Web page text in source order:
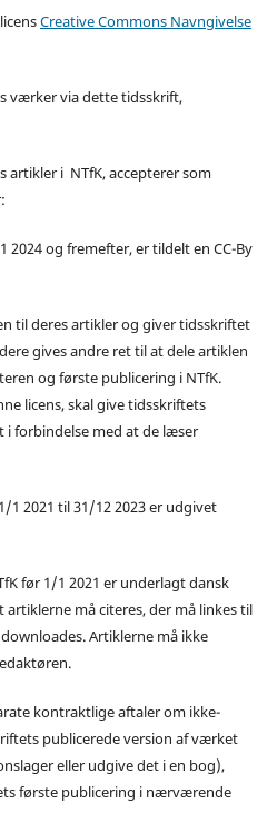
Creative Commons Navngivelse
værker via dette tidsskrift,
artikler i NTfK, accepterer som
og fremefter, er tildelt en CC-By
til deres artikler og giver tidsskriftet
gives andre ret til at dele artiklen
og første publicering i NTfK.
licens, skal give tidsskriftets
i forbindelse med at de læser
2021 til 31/12 2023 er udgivet
før 1/1 2021 er underlagt dansk
må citeres, der må linkes til
Artiklerne må ikke
kontraktlige aftaler om ikke-
publicerede version af værket
eller udgive det i en bog),
første publicering i nærværende